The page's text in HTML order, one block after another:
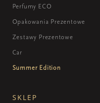
Perfumy ECO
Opakowania Prezentowe
Zestawy Prezentowe
Car
Summer Edition
SKLEP